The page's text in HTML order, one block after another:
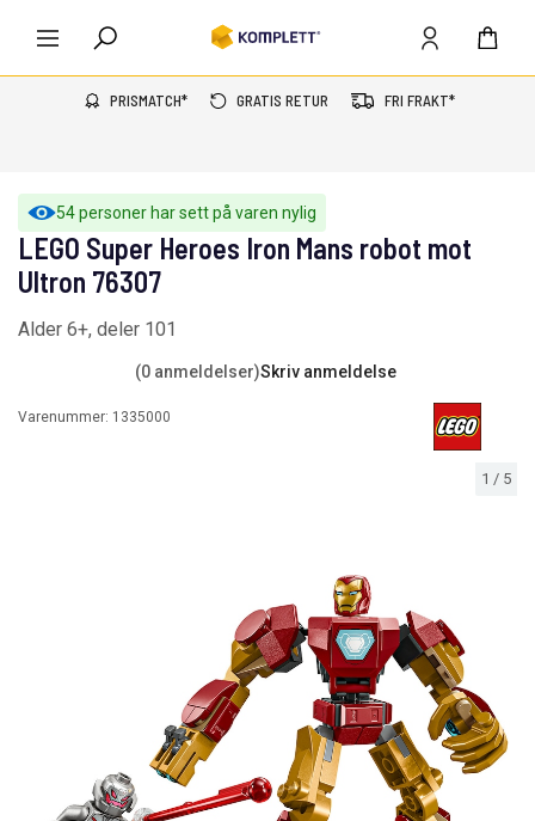
PRISMATCH* GRATIS RETUR FRI FRAKT*
54 personer har sett på varen nylig
1 / 5
LEGO Super Heroes Iron Mans robot mot
Ultron 76307
Alder 6+, deler 101
(0 anmeldelser)Skriv anmeldelse
Varenummer: 1335000